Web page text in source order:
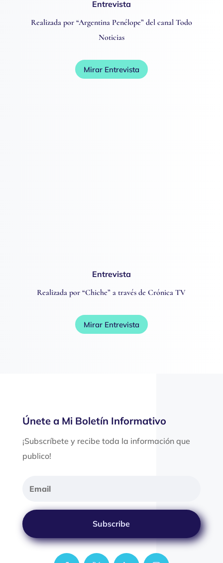
Entrevista
Realizada por “Argentina Penélope” del canal Todo
Noticias
Mirar Entrevista
Entrevista
Realizada por “Chiche” a través de Crónica TV
Mirar Entrevista
Únete a Mi Boletín Informativo
¡Subscríbete y recibe toda la información que
publico!
Subscribe